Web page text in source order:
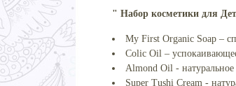
" Набор косметики для
My First Organic Soap –
Colic Oil –
Almond Oil -
Super Tushi Cream -